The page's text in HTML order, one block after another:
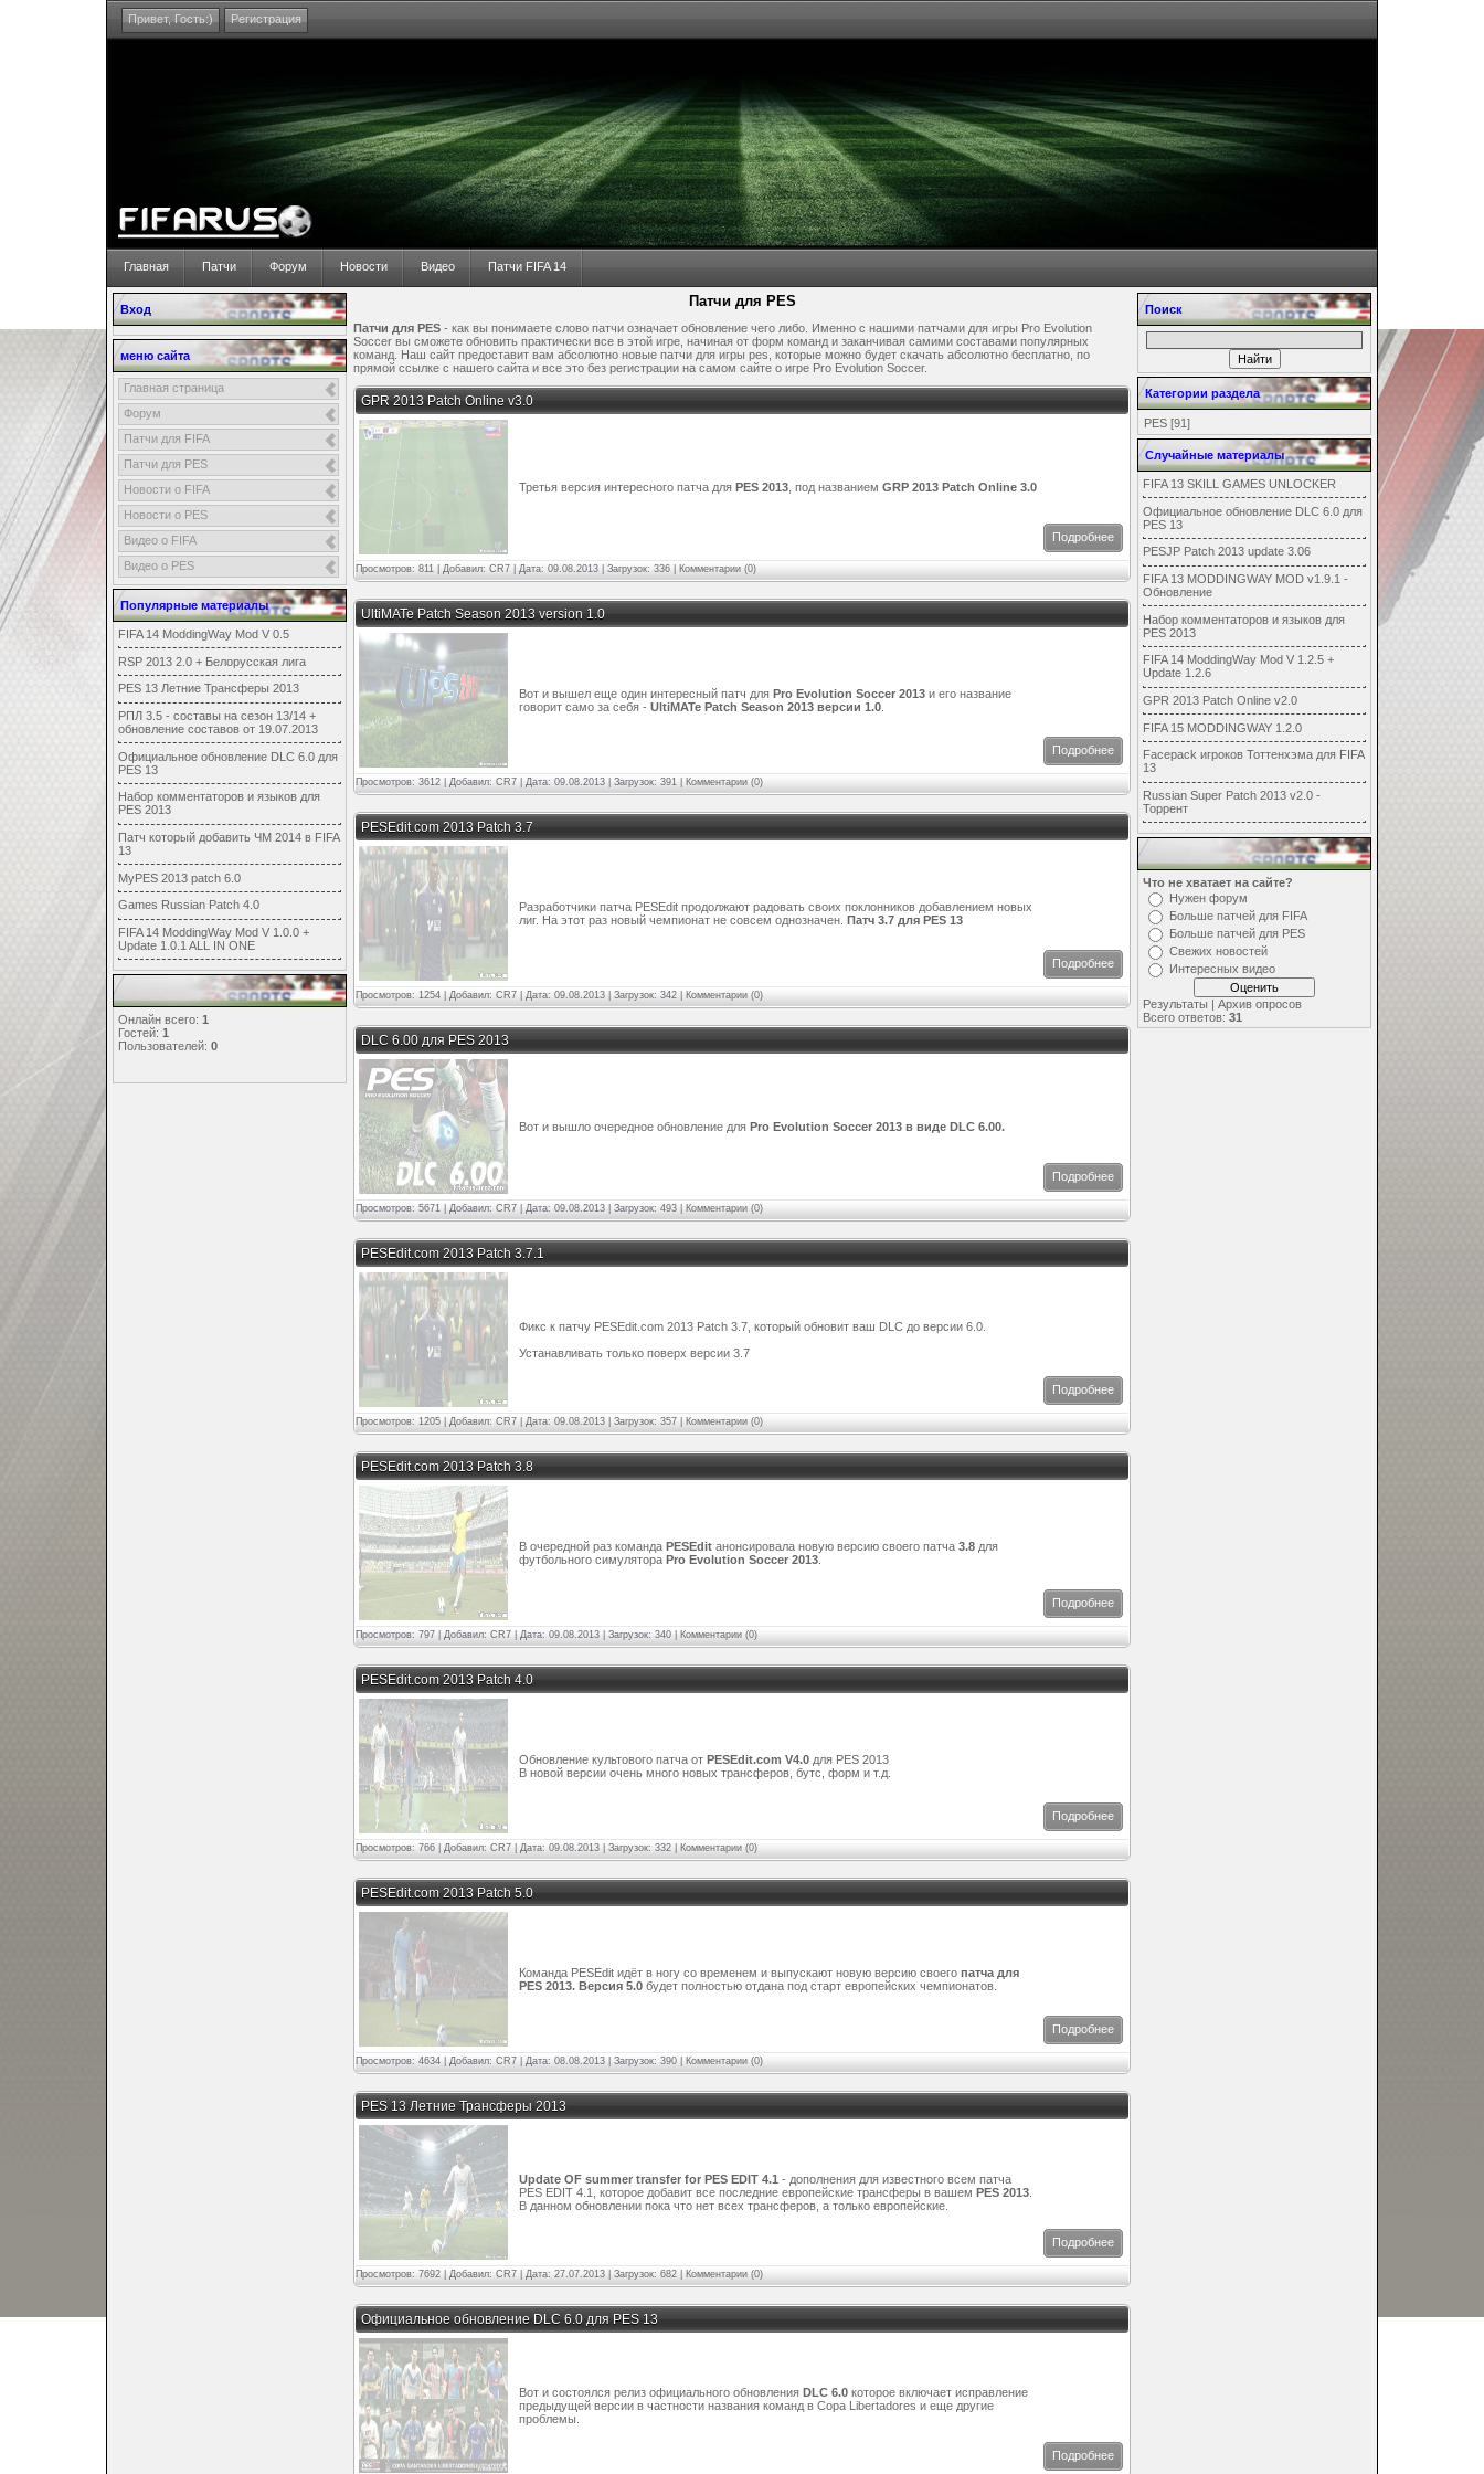
Привет, Гость:) Регистрация
Главная Патчи Форум Новости Видео Патчи FIFA 14
Вход
меню сайта
Главная страница
Форум
Патчи для FIFA
Патчи для PES
Новости о FIFA
Новости о PES
Видео о FIFA
Видео о PES
Популярные материалы
FIFA 14 ModdingWay Mod V 0.5
RSP 2013 2.0 + Белорусская лига
PES 13 Летние Трансферы 2013
РПЛ 3.5 - составы на сезон 13/14 +
обновление составов от 19.07.2013
Официальное обновление DLC 6.0 для
PES 13
Набор комментаторов и языков для
PES 2013
Патч который добавить ЧМ 2014 в FIFA
13
MyPES 2013 patch 6.0
Games Russian Patch 4.0
FIFA 14 ModdingWay Mod V 1.0.0 +
Update 1.0.1 ALL IN ONE
Онлайн всего: 1
Гостей: 1
Пользователей: 0
Патчи для PES
Патчи для PES - как вы понимаете слово патчи означает обновление чего либо. Именно с нашими патчами для игры Pro Evolution
Soccer вы сможете обновить практически все в этой игре, начиная от форм команд и заканчивая самими составами популярных
команд. Наш сайт предоставит вам абсолютно новые патчи для игры pes, которые можно будет скачать абсолютно бесплатно, по
прямой ссылке с нашего сайта и все это без регистрации на самом сайте о игре Pro Evolution Soccer.
GPR 2013 Patch Online v3.0
Третья версия интересного патча для PES 2013 , под названием GRP 2013 Patch Online 3.0
Подробнее
Просмотров: 811 | Добавил: CR7 | Дата: 09.08.2013 | Загрузок: 336 Комментарии (0)
UltiMATe Patch Season 2013 version 1.0
Вот и вышел еще один интересный патч для Pro Evolution Soccer 2013 и его название
говорит само за себя - UltiMATe Patch Season 2013 версии 1.0
Подробнее
Просмотров: 3612 | Добавил: CR7 | Дата: 09.08.2013 | Загрузок: 391 Комментарии (0)
PESEdit.com 2013 Patch 3.7
Разработчики патча PESEdit продолжают радовать своих поклонников добавлением новых
лиг. На этот раз новый чемпионат не совсем однозначен.
Патч 3.7 для PES 13
Подробнее
Просмотров: 1254 | Добавил: CR7 | Дата: 09.08.2013 | Загрузок: 342 Комментарии (0)
DLC 6.00 для PES 2013
Вот и вышло очередное обновление для Pro Evolution Soccer 2013 в виде DLC 6.00.
Подробнее
Просмотров: 5671 | Добавил: CR7 | Дата: 09.08.2013 | Загрузок: 493 Комментарии (0)
PESEdit.com 2013 Patch 3.7.1
Фикс к патчу PESEdit.com 2013 Patch 3.7, который обновит ваш DLC до версии 6.0.
Устанавливать только поверх версии 3.7
Подробнее
Просмотров: 1205 | Добавил: CR7 | Дата: 09.08.2013 | Загрузок: 357 Комментарии (0)
PESEdit.com 2013 Patch 3.8
В очередной раз команда PESEdit анонсировала новую версию своего патча 3.8 для
футбольного симулятора Pro Evolution Soccer 2013
Подробнее
Просмотров: 797 | Добавил: CR7 | Дата: 09.08.2013 | Загрузок: 340 Комментарии (0)
PESEdit.com 2013 Patch 4.0
Обновление культового патча от PESEdit.com V4.0 для PES 2013
В новой версии очень много новых трансферов, бутс, форм и т.д.
Подробнее
Просмотров: 766 | Добавил: CR7 | Дата: 09.08.2013 | Загрузок: 332 Комментарии (0)
PESEdit.com 2013 Patch 5.0
Команда PESEdit идёт в ногу со временем и выпускают новую версию своего патча для
PES 2013. Версия 5.0 будет полностью отдана под старт европейских чемпионатов.
Подробнее
Просмотров: 4634 | Добавил: CR7 | Дата: 08.08.2013 | Загрузок: 390 Комментарии (0)
PES 13 Летние Трансферы 2013
Update OF summer transfer for PES EDIT 4.1 - дополнения для известного всем патча
PES EDIT 4.1, которое добавит все последние европейские трансферы в вашем PES 2013
В данном обновлении пока что нет всех трансферов, а только европейские.
Подробнее
Просмотров: 7692 | Добавил: CR7 | Дата: 27.07.2013 | Загрузок: 682 Комментарии (0)
Официальное обновление DLC 6.0 для PES 13
Вот и состоялся релиз официального обновления DLC 6.0 которое включает исправление
предыдущей версии в частности названия команд в Copa Libertadores и еще другие
проблемы.
Подробнее
Поиск
Категории раздела
PES [91]
Случайные материалы
FIFA 13 SKILL GAMES UNLOCKER
Официальное обновление DLC 6.0 для
PES 13
PESJP Patch 2013 update 3.06
FIFA 13 MODDINGWAY MOD v1.9.1 -
Обновление
Набор комментаторов и языков для
PES 2013
FIFA 14 ModdingWay Mod V 1.2.5 +
Update 1.2.6
GPR 2013 Patch Online v2.0
FIFA 15 MODDINGWAY 1.2.0
Facepack игроков Тоттенхэма для FIFA
13
Russian Super Patch 2013 v2.0 -
Торрент
Что не хватает на сайте?
Нужен форум
Больше патчей для FIFA
Больше патчей для PES
Свежих новостей
Интересных видео
Результаты | Архив опросов
Всего ответов: 31